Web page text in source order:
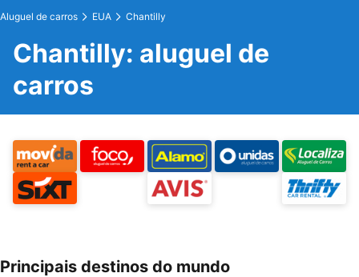
Aluguel de carros EUA Chantilly
Chantilly: aluguel de
carros
Principais destinos do mundo